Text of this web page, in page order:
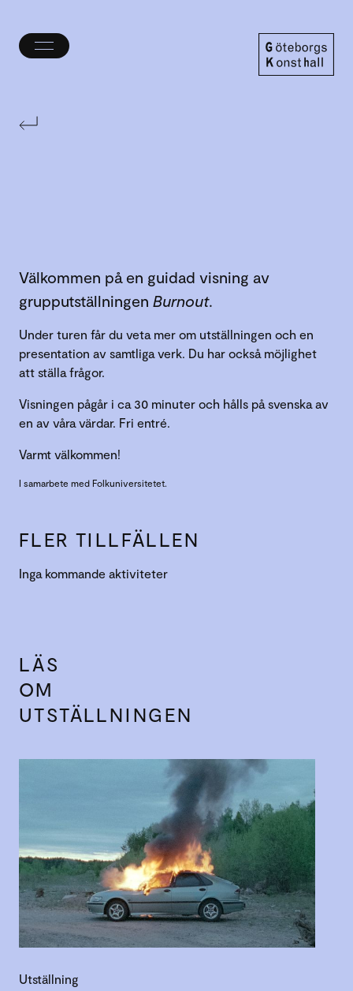
Öppna/stäng
Välkommen på en guidad visning av
grupputställningen Burnout.
Under turen får du veta mer om utställningen och en
presentation av samtliga verk. Du har också möjlighet
att ställa frågor.
Visningen pågår i ca 30 minuter och hålls på svenska av
en av våra värdar. Fri entré.
Varmt välkommen!
I samarbete med Folkuniversitetet.
FLER TILLFÄLLEN
Inga kommande aktiviteter
LÄS
OM
UTSTÄLLNINGEN
Utställning